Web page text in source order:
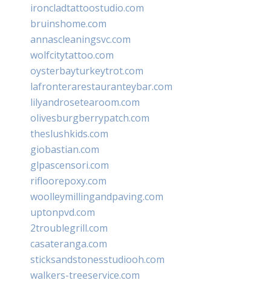
ironcladtattoostudio.com
bruinshome.com
annascleaningsvc.com
wolfcitytattoo.com
oysterbayturkeytrot.com
lafronterarestauranteybar.com
lilyandrosetearoom.com
olivesburgberrypatch.com
theslushkids.com
giobastian.com
glpascensori.com
rifloorepoxy.com
woolleymillingandpaving.com
uptonpvd.com
2troublegrill.com
casateranga.com
sticksandstonesstudiooh.com
walkers-treeservice.com